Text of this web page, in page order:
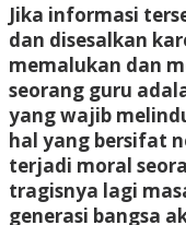
Jika informasi
dan disesalkan
memalukan dan
seorang guru
yang wajib
hal yang bersifat
terjadi moral
tragisnya lagi
generasi bangsa